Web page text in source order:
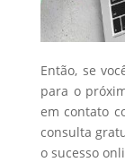
Então, se
para o
em contato
consulta
o sucesso